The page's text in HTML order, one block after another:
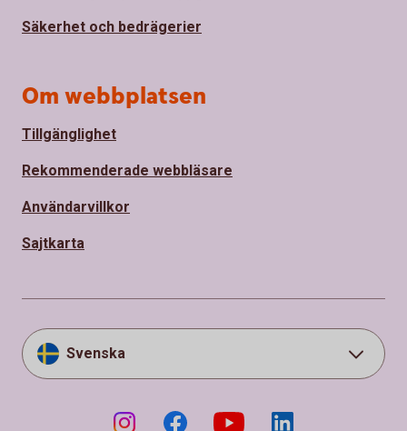
Säkerhet och bedrägerier
Om webbplatsen
Tillgänglighet
Rekommenderade webbläsare
Användarvillkor
Sajtkarta
Svenska